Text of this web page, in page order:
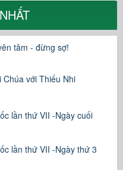
tâm - đừng sợ!
với Thiếu Nhi
lần thứ VII -Ngày cuối
lần thứ VII -Ngày thứ 3